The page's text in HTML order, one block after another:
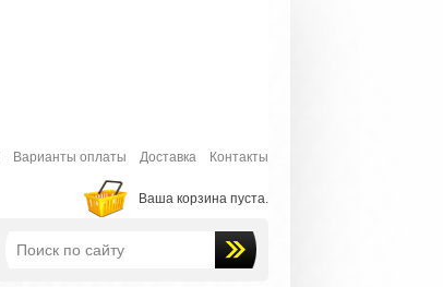
Контакты
Доставка
Варианты оплаты
Ваша корзина пуста.
СТОМАТОЛОГИЯ
ПЕРИОТОМЫ
ПЛОМБИРОВОЧНЫЙ
16